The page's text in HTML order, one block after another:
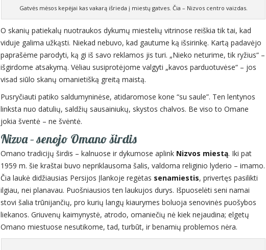
Gatvės mėsos kepėjai kas vakarą išrieda į miestų gatves. Čia – Nizvos centro vaizdas.
O skanių patiekalų nuotraukos dykumų miestelių vitrinose reiškia tik tai, kad
viduje galima užkąsti. Niekad nebuvo, kad gautume ką išsirinkę. Kartą padavėjo
paprašėme parodyti, ką gi iš savo reklamos jis turi. „Nieko neturime, tik ryžius“ –
išgirdome atsakymą. Vėliau susiprotėjome valgyti „kavos parduotuvėse“ – jos
visad siūlo skanų omanietišką greitą maistą.
Pusryčiauti patiko saldumyninėse, atidaromose kone “su saule”. Ten lentynos
linksta nuo datulių, saldžių sausainiukų, skystos chalvos. Be viso to Omane
jokia šventė – ne švėntė.
Nizva – senojo Omano širdis
Omano tradicijų širdis – kalnuose ir dykumose aplink Nizvos miestą. Iki pat
1959 m. šie kraštai buvo nepriklausoma šalis, valdoma religinio lyderio – imamo.
Čia laukė didžiausias Persijos Įlankoje regėtas senamiestis, privertęs pasilikti
ilgiau, nei planavau. Puošniausios ten laukujos durys. Išpuoselėti seni namai
stovi šalia trūnijančių, pro kurių langų kiaurymes boluoja senovinės puošybos
liekanos. Griuvenų kaimynystė, atrodo, omaniečių nė kiek nejaudina; elgetų
Omano miestuose nesutikome, tad, turbūt, ir benamių problemos nėra.